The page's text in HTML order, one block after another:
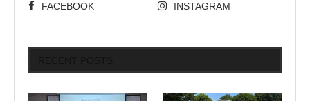
FACEBOOK INSTAGRAM